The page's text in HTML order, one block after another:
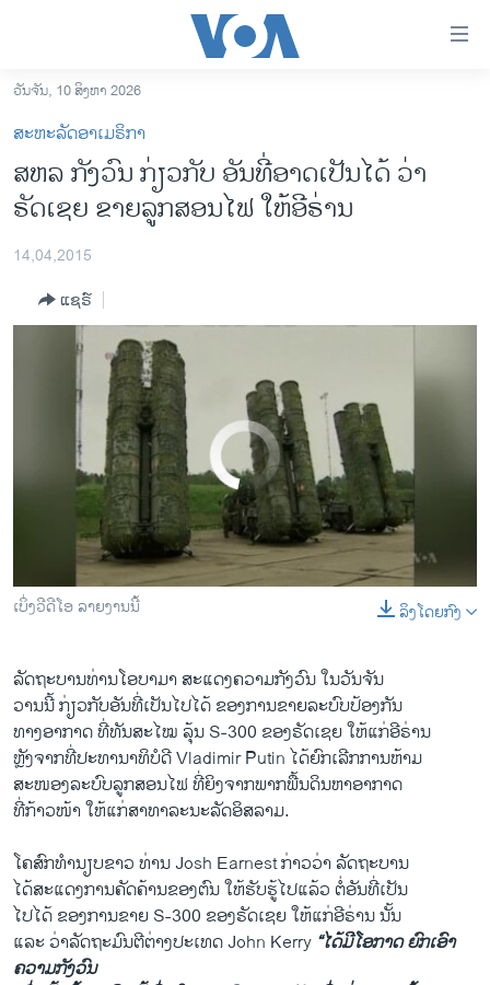
ເຂົ້າ
ຫາ
ຂ້າມ
ຂ້າມ
ຫາ
ອາເມຣິກາ
ການເລືອກຕັ້ງ ປະທານາທີບໍດີ ສະຫະລັດ 2024
ຂ່າວ​ຈີນ
ໂລກ
ອິດສະຫຼະພາບດ້ານການຂ່າວ
ຊີວິດຊາວລາວ
ຊຸມຊົນຊາວລາວ
ວິທະຍາສາດ-ເທັກໂນໂລຈີ
ພາສາອັງກິດ
ສຽງ
ລາຍການກະຈາຍສຽງ
ລາຍງານ
ຕິດຕາມພວກເຮົາ ທີ່
ວັນຈັນ, 10 ສິງຫາ 2026
ສະຫະລັດອາເມຣິກາ
ສຫລ ກັງວົນ ກ່ຽວກັບ ອັນທີ່ອາດເປັນໄດ້ ວ່າ
ຣັດເຊຍ ຂາຍລູກສອນໄຟ ໃຫ້ອີຣ່ານ
14,04,2015
ແຊຣ໌
SHARE
No media source currently available
0:00 ລິງໂດຍກົງ
ເບິ່ງວີດີໂອ ລາຍງານນີ້
ລັດຖະບານທ່ານ​ໂອ​ບາ​ມາ ສະ​ແດງ​ຄວາມ​ກັງວົນ ​ໃນ​ວັນ​ຈັນ​
ວານ​ນີ້ ກ່ຽວ​ກັບ​ອັນ​ທີ່​ເປັນ​ໄປໄດ້​ ຂອງການ​ຂາຍ​ລະບົບ​ປ້ອງ​ກັນ
ທາງ​ອາກາດ ທີ່​ທັນ​ສະ​ໄໝ ລຸ້ນ S-300 ຂອງຣັດ​ເຊຍ ​ໃຫ້​ແກ່​ອີຣ່ານ
ຫຼັງຈາກ​ທີ່​ປະທານາທິບໍດີ Vladimir Putin ​ໄດ້​ຍົກ​ເ​ລີກ​ການ​ຫ້າມ​
ສະ​ໜອງລະບົບ​ລູກ​ສອນ​ໄຟ ທີ່ຍິງຈາກພາກ​ພື້ນ​ດິນຫາອາກາດ
ທີ່​ກ້າວໜ້າ ​ໃຫ້​ແກ່​ສາ​ທາ​ລະນະ​ລັດ​ອິສລາມ.
​ໂຄສົກທຳນຽບຂາວ ທ່ານ Josh Earnest ກ່າວ​ວ່າ ລັດຖະບານ
​ໄດ້​ສະ​ແດງ​ການ​ຄັດຄ້ານ​ຂອງ​ຕົນ ໃຫ້ຮັບ​ຮູ້​ໄປ​ແລ້ວ ຕໍ່ອັນ​ທີ່​ເປັນ​
ໄປໄດ້​ ຂອງການ​ຂາຍ S-300 ​ຂອງຣັດ​ເຊຍ ໃຫ້​ແກ່​ອີ​ຣ່ານ ນັ້ນ
​ແລະ ວ່າ​ລັດຖະມົນຕີ​ຕ່າງປະ​ເທດ John Kerry “ໄດ້ມີ​ໂອກາດ​ ຍົກ​ເອົາ​
ຄວາມ​ກັງວົນ​